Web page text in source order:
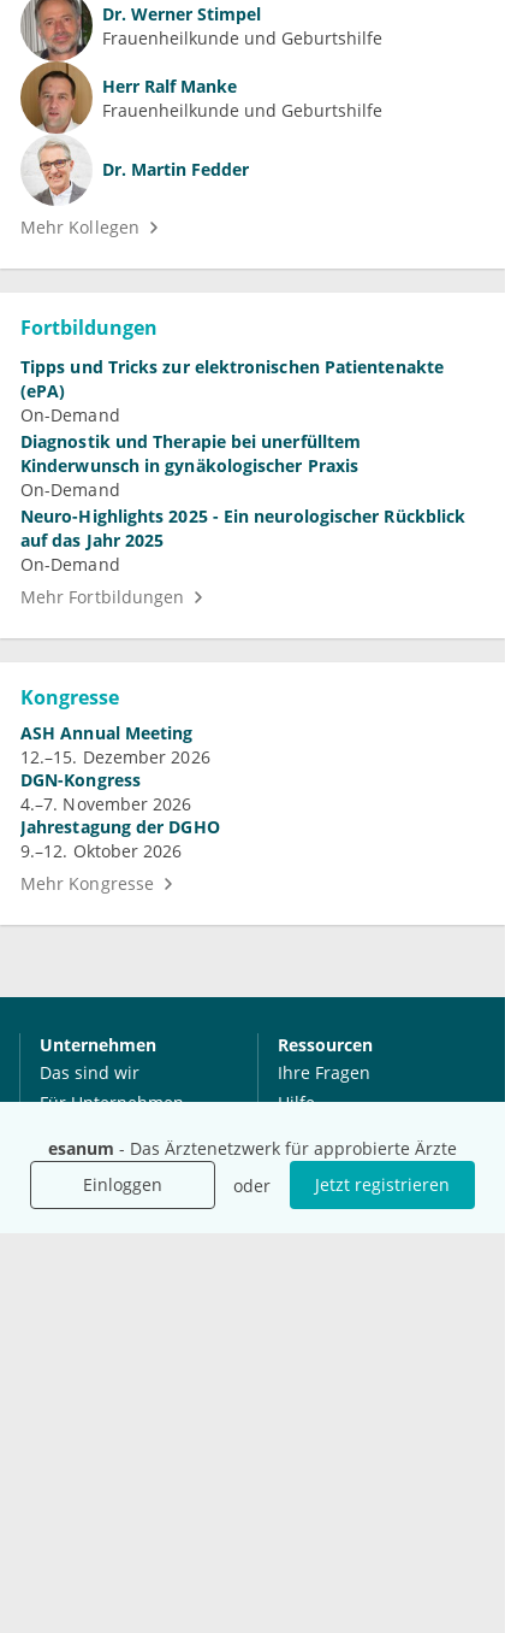
esanum - Das Ärztenetzwerk für approbierte Ärzte
Einloggen
oder Jetzt registrieren
Dr. Werner Stimpel
Frauenheilkunde und Geburtshilfe
Herr Ralf Manke
Frauenheilkunde und Geburtshilfe
Dr. Martin Fedder
Mehr Kollegen
Fortbildungen
Tipps und Tricks zur elektronischen Patientenakte
(ePA)
On-Demand
Diagnostik und Therapie bei unerfülltem
Kinderwunsch in gynäkologischer Praxis
On-Demand
Neuro-Highlights 2025 - Ein neurologischer Rückblick
auf das Jahr 2025
On-Demand
Mehr Fortbildungen
Kongresse
ASH Annual Meeting
12.–15. Dezember 2026
DGN-Kongress
4.–7. November 2026
Jahrestagung der DGHO
9.–12. Oktober 2026
Mehr Kongresse
Unternehmen
Das sind wir
Für Unternehmen
Mediadaten
Presse
Ressourcen
Ihre Fragen
Hilfe